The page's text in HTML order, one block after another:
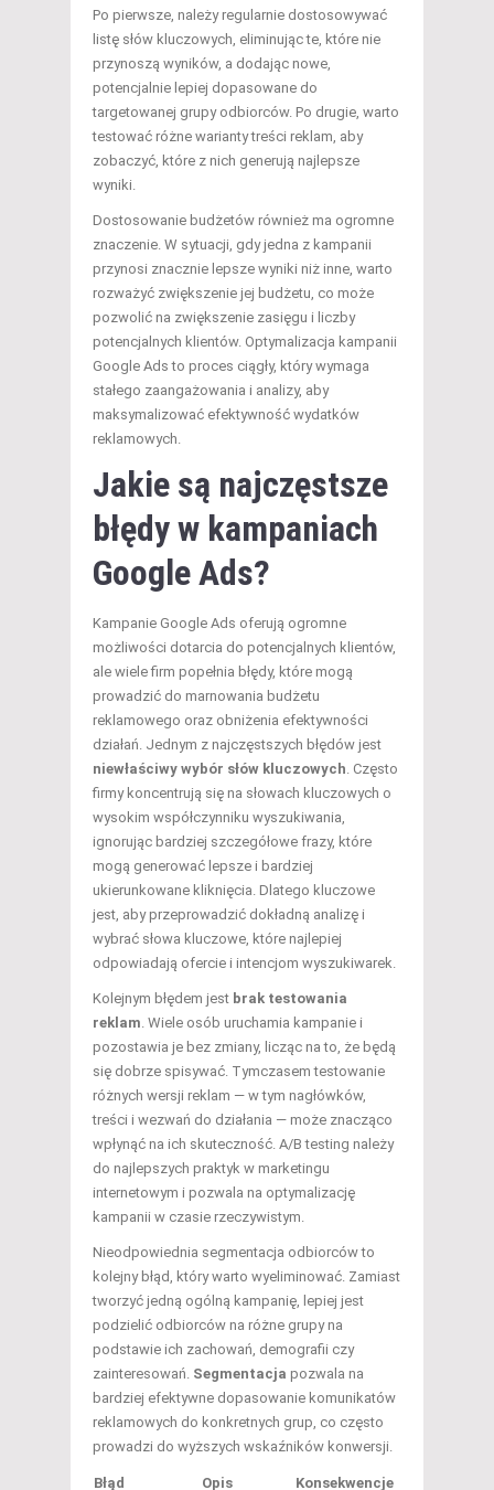
Po pierwsze, należy regularnie dostosowywać
listę słów kluczowych, eliminując te, które nie
przynoszą wyników, a dodając nowe,
potencjalnie lepiej dopasowane do
targetowanej grupy odbiorców. Po drugie, warto
testować różne warianty treści reklam, aby
zobaczyć, które z nich generują najlepsze
wyniki.
Dostosowanie budżetów również ma ogromne
znaczenie. W sytuacji, gdy jedna z kampanii
przynosi znacznie lepsze wyniki niż inne, warto
rozważyć zwiększenie jej budżetu, co może
pozwolić na zwiększenie zasięgu i liczby
potencjalnych klientów. Optymalizacja kampanii
Google Ads to proces ciągły, który wymaga
stałego zaangażowania i analizy, aby
maksymalizować efektywność wydatków
reklamowych.
Jakie są najczęstsze
błędy w kampaniach
Google Ads?
Kampanie Google Ads oferują ogromne
możliwości dotarcia do potencjalnych klientów,
ale wiele firm popełnia błędy, które mogą
prowadzić do marnowania budżetu
reklamowego oraz obniżenia efektywności
działań. Jednym z najczęstszych błędów jest
niewłaściwy wybór słów kluczowych . Często
firmy koncentrują się na słowach kluczowych o
wysokim współczynniku wyszukiwania,
ignorując bardziej szczegółowe frazy, które
mogą generować lepsze i bardziej
ukierunkowane kliknięcia. Dlatego kluczowe
jest, aby przeprowadzić dokładną analizę i
wybrać słowa kluczowe, które najlepiej
odpowiadają ofercie i intencjom wyszukiwarek.
Kolejnym błędem jest brak testowania
reklam . Wiele osób uruchamia kampanie i
pozostawia je bez zmiany, licząc na to, że będą
się dobrze spisywać. Tymczasem testowanie
różnych wersji reklam — w tym nagłówków,
treści i wezwań do działania — może znacząco
wpłynąć na ich skuteczność. A/B testing należy
do najlepszych praktyk w marketingu
internetowym i pozwala na optymalizację
kampanii w czasie rzeczywistym.
Nieodpowiednia segmentacja odbiorców to
kolejny błąd, który warto wyeliminować. Zamiast
tworzyć jedną ogólną kampanię, lepiej jest
podzielić odbiorców na różne grupy na
podstawie ich zachowań, demografii czy
zainteresowań. Segmentacja pozwala na
bardziej efektywne dopasowanie komunikatów
reklamowych do konkretnych grup, co często
prowadzi do wyższych wskaźników konwersji.
Błąd Opis Konsekwencje